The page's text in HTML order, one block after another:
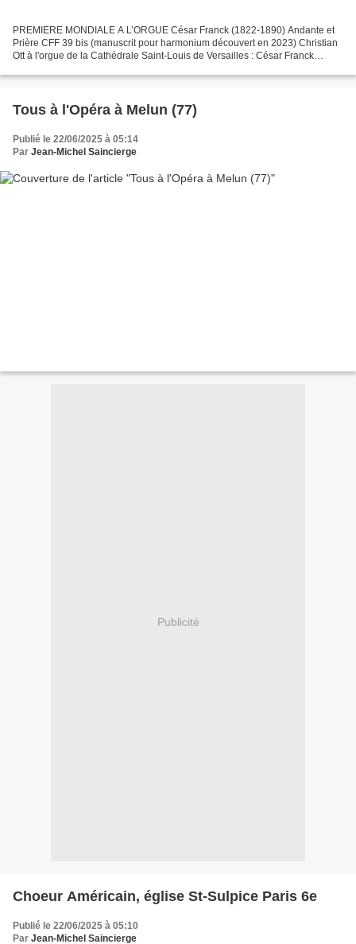
PREMIERE MONDIALE A L’ORGUE César Franck (1822-1890) Andante et
Prière CFF 39 bis (manuscrit pour harmonium découvert en 2023) Christian
Ott à l'orgue de la Cathédrale Saint-Louis de Versailles : César Franck
Tous à l'Opéra à Melun (77)
Publié le 22/06/2025 à 05:14
Par Jean-Michel Saincierge
Publicité
Choeur Américain, église St-Sulpice Paris 6e
Publié le 22/06/2025 à 05:10
Par Jean-Michel Saincierge